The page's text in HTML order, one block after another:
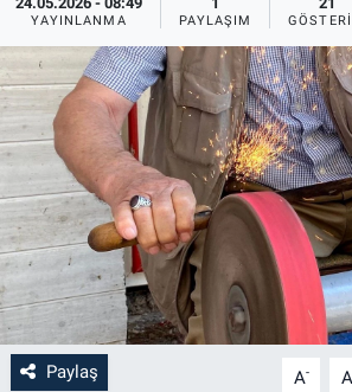
YAYINLANMA PAYLAŞIM
Paylaş A- A